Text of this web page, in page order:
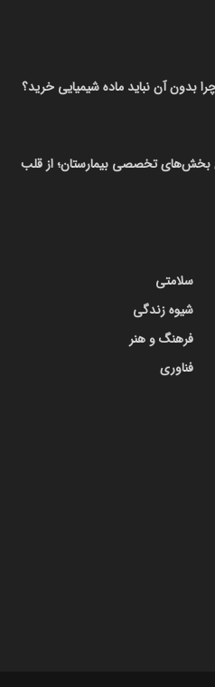
بخش‌های تخصصی بیمارستان؛ از قلب
سلامتی
شیوه زندگی
فرهنگ و هنر
فناوری